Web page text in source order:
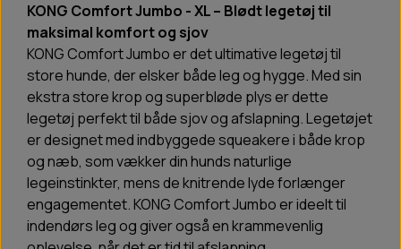
KONG Comfort Jumbo - XL – Blødt legetøj til
maksimal komfort og sjov
KONG Comfort Jumbo er det ultimative legetøj til
store hunde, der elsker både leg og hygge. Med sin
ekstra store krop og superbløde plys er dette
legetøj perfekt til både sjov og afslapning. Legetøjet
er designet med indbyggede squeakere i både krop
og næb, som vækker din hunds naturlige
legeinstinkter, mens de knitrende lyde forlænger
engagementet. KONG Comfort Jumbo er ideelt til
indendørs leg og giver også en krammevenlig